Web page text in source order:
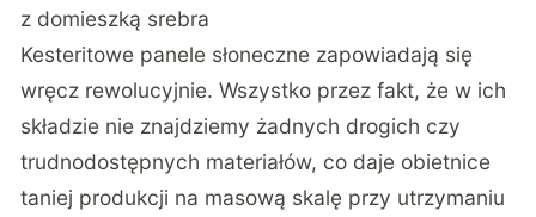
z domieszką srebra
Kesteritowe panele słoneczne zapowiadają się
wręcz rewolucyjnie. Wszystko przez fakt, że w ich
składzie nie znajdziemy żadnych drogich czy
trudnodostępnych materiałów, co daje obietnice
taniej produkcji na masową skalę przy utrzymaniu